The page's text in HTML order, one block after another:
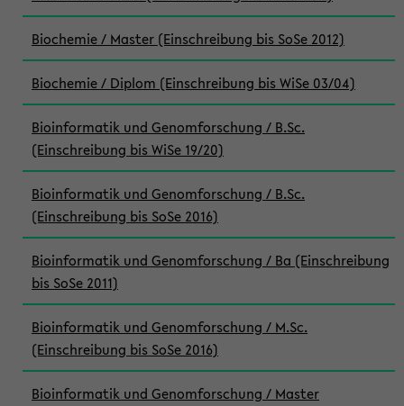
Biochemie / Master (Einschreibung bis SoSe 2012)
Biochemie / Diplom (Einschreibung bis WiSe 03/04)
Bioinformatik und Genomforschung / B.Sc.
(Einschreibung bis WiSe 19/20)
Bioinformatik und Genomforschung / B.Sc.
(Einschreibung bis SoSe 2016)
Bioinformatik und Genomforschung / Ba (Einschreibung
bis SoSe 2011)
Bioinformatik und Genomforschung / M.Sc.
(Einschreibung bis SoSe 2016)
Bioinformatik und Genomforschung / Master